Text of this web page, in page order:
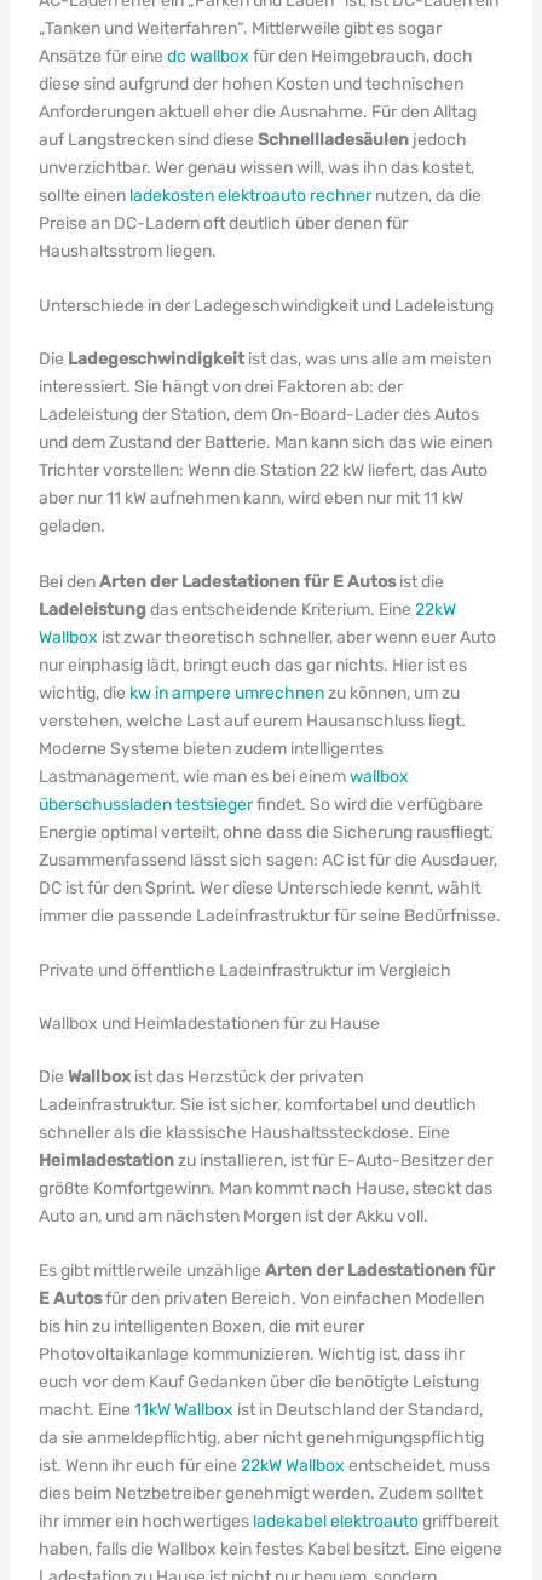
„Tanken und Weiterfahren“. Mittlerweile gibt es sogar
Ansätze für eine dc wallbox für den Heimgebrauch, doch
diese sind aufgrund der hohen Kosten und technischen
Anforderungen aktuell eher die Ausnahme. Für den Alltag
auf Langstrecken sind diese Schnellladesäulenjedoch
unverzichtbar. Wer genau wissen will, was ihn das kostet,
sollte einen ladekosten elektroauto rechnernutzen, da die
Preise an DC-Ladern oft deutlich über denen für
Haushaltsstrom liegen.
Unterschiede in der Ladegeschwindigkeit und Ladeleistung
Die Ladegeschwindigkeitist das, was uns alle am meisten
interessiert. Sie hängt von drei Faktoren ab: der
Ladeleistung der Station, dem On-Board-Lader des Autos
und dem Zustand der Batterie. Man kann sich das wie einen
Trichter vorstellen: Wenn die Station 22 kW liefert, das Auto
aber nur 11 kW aufnehmen kann, wird eben nur mit 11 kW
geladen.
Bei denArten der Ladestationen für E Autosist die
Ladeleistungdas entscheidende Kriterium. Eine 22kW
Wallbox ist zwar theoretisch schneller, aber wenn euer Auto
nur einphasig lädt, bringt euch das gar nichts. Hier ist es
wichtig, die kw in ampere umrechnenzu können, um zu
verstehen, welche Last auf eurem Hausanschluss liegt.
Moderne Systeme bieten zudem intelligentes
Lastmanagement, wie man es bei einemwallbox
überschussladen testsiegerfindet. So wird die verfügbare
Energie optimal verteilt, ohne dass die Sicherung rausfliegt.
Zusammenfassend lässt sich sagen: AC ist für die Ausdauer,
DC ist für den Sprint. Wer diese Unterschiede kennt, wählt
immer die passende Ladeinfrastruktur für seine Bedürfnisse.
Private und öffentliche Ladeinfrastruktur im Vergleich
Wallbox und Heimladestationen für zu Hause
Die Wallboxist das Herzstück der privaten
Ladeinfrastruktur. Sie ist sicher, komfortabel und deutlich
schneller als die klassische Haushaltssteckdose. Eine
Heimladestationzu installieren, ist für E-Auto-Besitzer der
größte Komfortgewinn. Man kommt nach Hause, steckt das
Auto an, und am nächsten Morgen ist der Akku voll.
Es gibt mittlerweile unzählige Arten der Ladestationen für
E Autosfür den privaten Bereich. Von einfachen Modellen
bis hin zu intelligenten Boxen, die mit eurer
Photovoltaikanlage kommunizieren. Wichtig ist, dass ihr
euch vor dem Kauf Gedanken über die benötigte Leistung
macht. Eine 11kW Wallbox ist in Deutschland der Standard,
da sie anmeldepflichtig, aber nicht genehmigungspflichtig
ist. Wenn ihr euch für eine 22kW Wallbox entscheidet, muss
dies beim Netzbetreiber genehmigt werden. Zudem solltet
ihr immer ein hochwertiges ladekabel elektroautogriffbereit
haben, falls die Wallbox kein festes Kabel besitzt. Eine eigene